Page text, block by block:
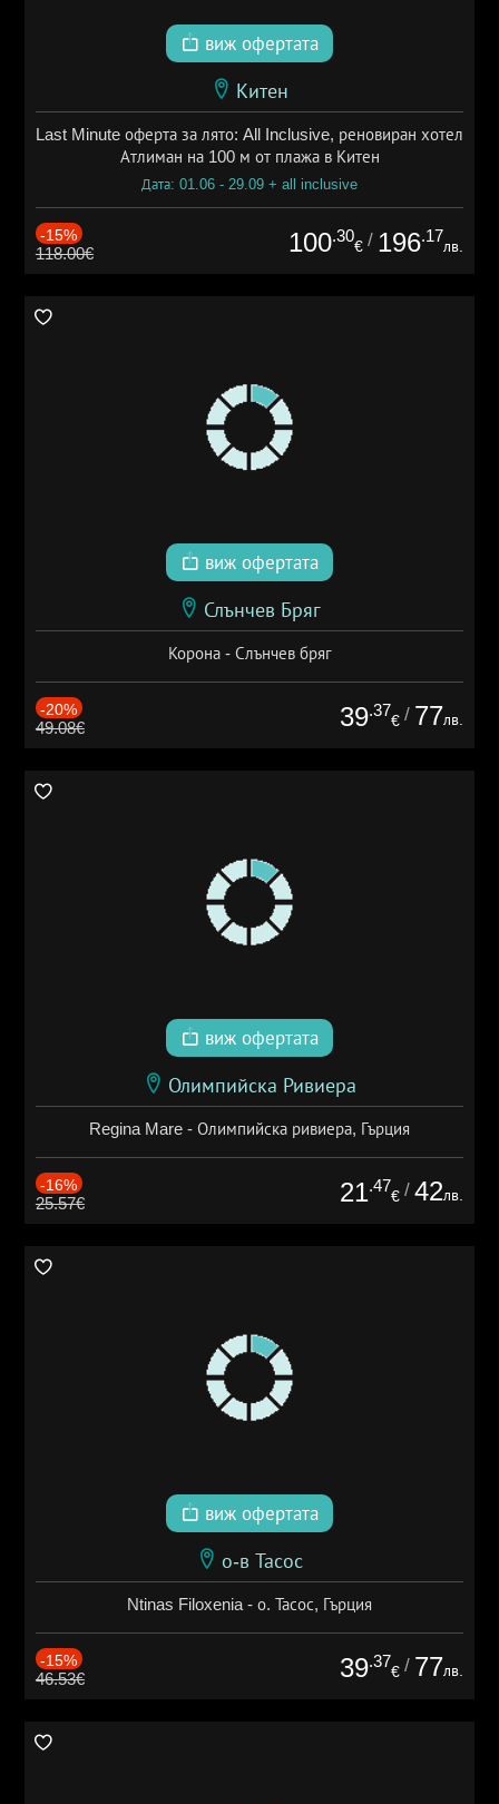
виж офертата
Китен
Last Minute оферта за лято: All Inclusive, реновиран хотел
Атлиман на 100 м от плажа в Китен
Дата: 01.06 - 29.09 + all inclusive
-15%
118.00€ 100.30
€ / 196.17
лв.
виж офертата
Слънчев Бряг
Корона - Слънчев бряг
-20%
49.08€ 39.37
€ / 77лв.
виж офертата
Олимпийска Ривиера
Regina Mare - Олимпийска ривиера, Гърция
-16%
25.57€ 21.47
€ / 42лв.
виж офертата
о-в Тасос
Ntinas Filoxenia - о. Тасос, Гърция
-15%
46.53€ 39.37
€ / 77лв.